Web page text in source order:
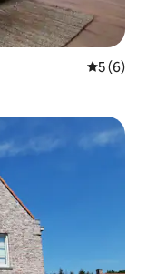
レビュー
5 (6)